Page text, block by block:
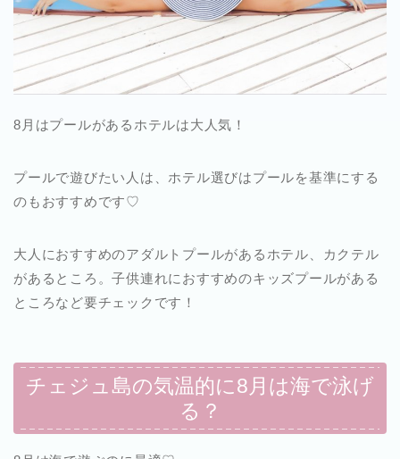
8月はプールがあるホテルは大人気！
プールで遊びたい人は、ホテル選びはプールを基準にする
のもおすすめです♡
大人におすすめのアダルトプールがあるホテル、カクテル
があるところ。子供連れにおすすめのキッズプールがある
ところなど要チェックです！
チェジュ島の気温的に8月は海で泳げ
る？